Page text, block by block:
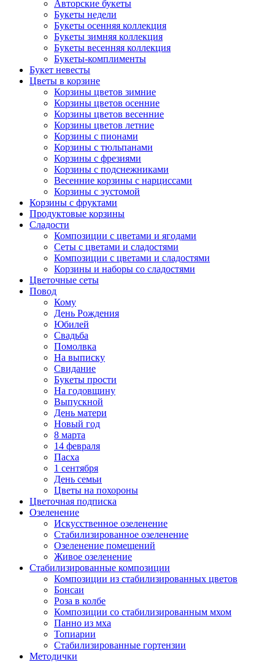
Авторские букеты
Букеты недели
Букеты осенняя коллекция
Букеты зимняя коллекция
Букеты весенняя коллекция
Букеты-комплименты
Букет невесты
Цветы в корзине
Корзины цветов зимние
Корзины цветов осенние
Корзины цветов весенние
Корзины цветов летние
Корзины с пионами
Корзины с тюльпанами
Корзины с фрезиями
Корзины с подснежниками
Весенние корзины с нарциссами
Корзины с эустомой
Корзины с фруктами
Продуктовые корзины
Сладости
Композиции с цветами и ягодами
Сеты с цветами и сладостями
Композиции с цветами и сладостями
Корзины и наборы со сладостями
Цветочные сеты
Повод
Кому
День Рождения
Юбилей
Свадьба
Помолвка
На выписку
Свидание
Букеты прости
На годовщину
Выпускной
День матери
Новый год
8 марта
14 февраля
Пасха
1 сентября
День семьи
Цветы на похороны
Цветочная подписка
Озеленение
Искусственное озеленение
Стабилизированное озеленение
Озеленение помещений
Живое озеленение
Стабилизированные композиции
Композиции из стабилизированных цветов
Бонсаи
Роза в колбе
Композиции со стабилизированным мхом
Панно из мха
Топиарии
Стабилизированные гортензии
Методички